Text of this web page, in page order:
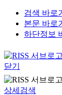
검색 바로
본문 바로
하단정보
닫기
상세검색